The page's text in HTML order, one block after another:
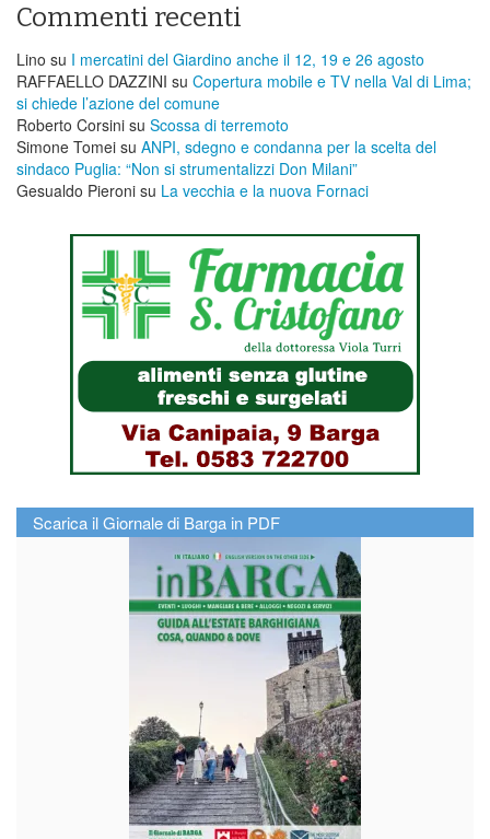
Commenti recenti
Lino su I mercatini del Giardino anche il 12, 19 e 26 agosto
RAFFAELLO DAZZINI su ​Copertura mobile e TV nella Val di Lima;
si chiede l’azione del comune
Roberto Corsini su Scossa di terremoto
Simone Tomei su ANPI, sdegno e condanna per la scelta del
sindaco Puglia: “Non si strumentalizzi Don Milani”
Gesualdo Pieroni su La vecchia e la nuova Fornaci
Scarica il Giornale di Barga in PDF